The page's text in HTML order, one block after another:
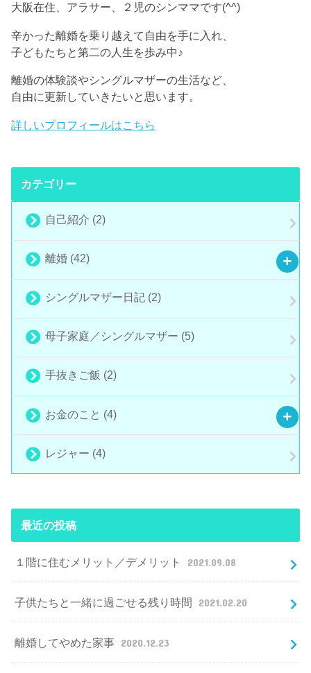
大阪在住、アラサー、２児のシンママです(^^)
辛かった離婚を乗り越えて自由を手に入れ、
子どもたちと第二の人生を歩み中♪
離婚の体験談やシングルマザーの生活など、
自由に更新していきたいと思います。
詳しいプロフィールはこちら
カテゴリー
自己紹介 (2)
離婚 (42)
シングルマザー日記 (2)
母子家庭／シングルマザー (5)
手抜きご飯 (2)
お金のこと (4)
レジャー (4)
最近の投稿
１階に住むメリット／デメリット 2021.09.08
子供たちと一緒に過ごせる残り時間 2021.02.20
離婚してやめた家事 2020.12.23